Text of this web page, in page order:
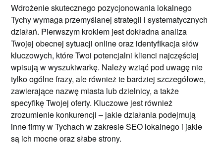
Wdrożenie skutecznego pozycjonowania lokalnego
Tychy wymaga przemyślanej strategii i systematycznych
działań. Pierwszym krokiem jest dokładna analiza
Twojej obecnej sytuacji online oraz identyfikacja słów
kluczowych, które Twoi potencjalni klienci najczęściej
wpisują w wyszukiwarkę. Należy wziąć pod uwagę nie
tylko ogólne frazy, ale również te bardziej szczegółowe,
zawierające nazwę miasta lub dzielnicy, a także
specyfikę Twojej oferty. Kluczowe jest również
zrozumienie konkurencji – jakie działania podejmują
inne firmy w Tychach w zakresie SEO lokalnego i jakie
są ich mocne oraz słabe strony.